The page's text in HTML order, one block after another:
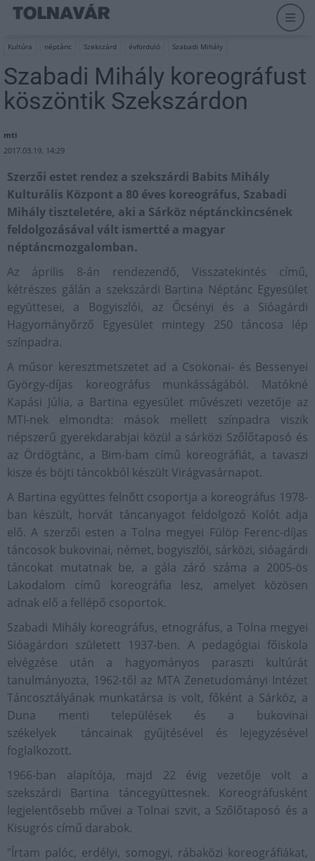
Kultúra néptánc Szekszárd évforduló Szabadi Mihály
Szabadi Mihály koreográfust
köszöntik Szekszárdon
mti
2017.03.19. 14:29
Szerzői estet rendez a szekszárdi Babits Mihály
Kulturális Központ a 80 éves koreográfus, Szabadi
Mihály tiszteletére, aki a Sárköz néptánckincsének
feldolgozásával vált ismertté a magyar
néptáncmozgalomban.
Az április 8-án rendezendő, Visszatekintés című,
kétrészes gálán a szekszárdi Bartina Néptánc Egyesület
együttesei, a Bogyiszlói, az Őcsényi és a Sióagárdi
Hagyományőrző Egyesület mintegy 250 táncosa lép
színpadra.
A műsor keresztmetszetet ad a Csokonai- és Bessenyei
György-díjas koreográfus munkásságából. Matókné
Kapási Júlia, a Bartina egyesület művészeti vezetője az
MTI-nek elmondta: mások mellett színpadra viszik
népszerű gyerekdarabjai közül a sárközi Szőlőtaposó és
az Ördögtánc, a Bim-bam című koreográfiát, a tavaszi
kisze és böjti táncokból készült Virágvasárnapot.
A Bartina együttes felnőtt csoportja a koreográfus 1978-
ban készült, horvát táncanyagot feldolgozó Kolót adja
elő. A szerzői esten a Tolna megyei Fülöp Ferenc-díjas
táncosok bukovinai, német, bogyiszlói, sárközi, sióagárdi
táncokat mutatnak be, a gála záró száma a 2005-ös
Lakodalom című koreográfia lesz, amelyet közösen
adnak elő a fellépő csoportok.
Szabadi Mihály koreográfus, etnográfus, a Tolna megyei
Sióagárdon született 1937-ben. A pedagógiai főiskola
elvégzése után a hagyományos paraszti kultúrát
tanulmányozta, 1962-től az MTA Zenetudományi Intézet
Táncosztályának munkatársa is volt, főként a Sárköz, a
Duna menti települések és a bukovinai
székelyek táncainak gyűjtésével és lejegyzésével
foglalkozott.
1966-ban alapítója, majd 22 évig vezetője volt a
szekszárdi Bartina táncegyüttesnek. Koreográfusként
legjelentősebb művei a Tolnai szvit, a Szőlőtaposó és a
Kisugrós című darabok.
"Írtam palóc, erdélyi, somogyi, rábaközi koreográfiákat,